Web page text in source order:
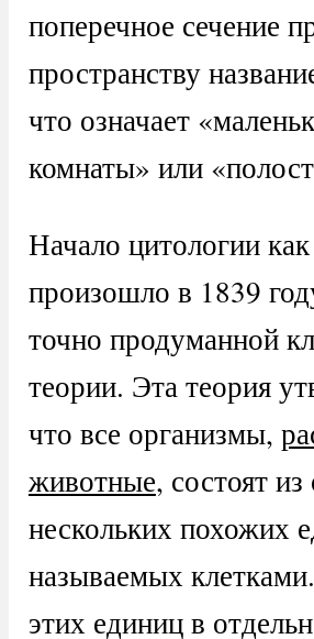
поперечное сечение
пространству
что означает
комнаты» или
Начало цитологии
произошло в 1839
точно продуманной
теории. Эта теория
что все организмы,
животные, состоят
нескольких похожих
называемых
этих единиц в